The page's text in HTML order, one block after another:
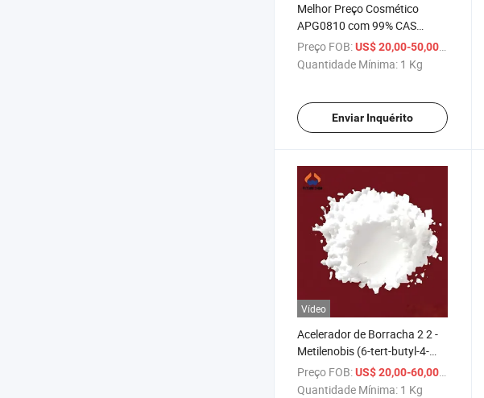
Melhor Preço Cosmético
APG0810 com 99% CAS
68515-73-1 Decyl Glucoside
Preço FOB:US$ 20,00-50,00 / Kg
Quantidade Mínima: 1 Kg
Enviar Inquérito
Vídeo
Acelerador de Borracha 2 2 -
Metilenobis (6-tert-butyl-4-
methylphenol) para
Antioxidante de Borracha cas
Preço FOB:US$ 20,00-60,00
Quantidade Mínima: 1 Kg